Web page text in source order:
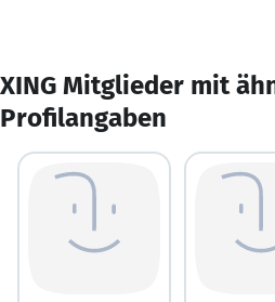
XING Mitglieder mit
Profilangaben